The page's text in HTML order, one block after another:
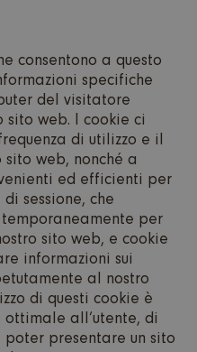
consentono a questo
specifiche
del visitatore
web. I cookie ci
di utilizzo e il
web, nonché a
ed efficienti per
sessione, che
per
sito web, e cookie
informazioni sui
al nostro
di questi cookie è
all’utente, di
presentare un sito